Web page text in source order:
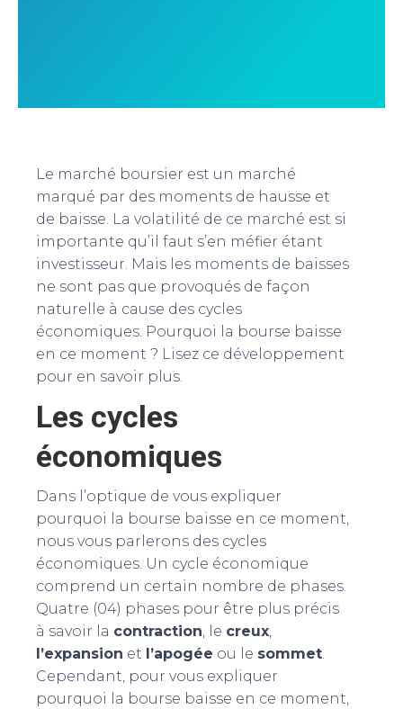
Le marché boursier est un marché
marqué par des moments de hausse et
de baisse. La volatilité de ce marché est si
importante qu’il faut s’en méfier étant
investisseur. Mais les moments de baisses
ne sont pas que provoqués de façon
naturelle à cause des cycles
économiques. Pourquoi la bourse baisse
en ce moment ? Lisez ce développement
pour en savoir plus.
Les cycles
économiques
Dans l’optique de vous expliquer
pourquoi la bourse baisse en ce moment,
nous vous parlerons des cycles
économiques. Un cycle économique
comprend un certain nombre de phases.
Quatre (04) phases pour être plus précis
à savoir la contraction, le creux,
l’expansion et l’apogée ou le sommet.
Cependant, pour vous expliquer
pourquoi la bourse baisse en ce moment,